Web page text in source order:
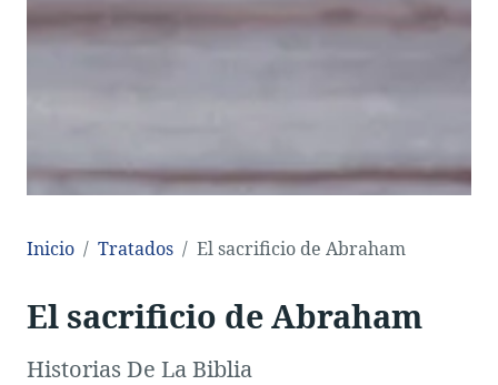
Inicio Tratados El sacrificio de Abraham
El sacrificio de Abraham
Historias De La Biblia